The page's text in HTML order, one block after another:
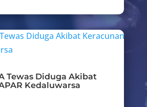
Tewas Diduga Akibat
Kedaluwarsa